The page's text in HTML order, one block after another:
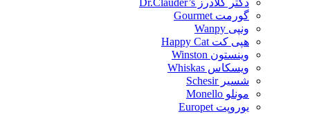
دکتر کلادرز Dr.Clauder’s
گورمت Gourmet
ونپی Wanpy
هپی کت Happy Cat
وینستون Winston
ویسکاس Whiskas
شسیر Schesir
مونلو Monello
یوروپت Europet